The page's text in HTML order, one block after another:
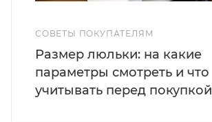
СОВЕТЫ ПОКУПАТЕЛЯМ
Размер люльки: на какие
параметры смотреть и что
учитывать перед покупкой